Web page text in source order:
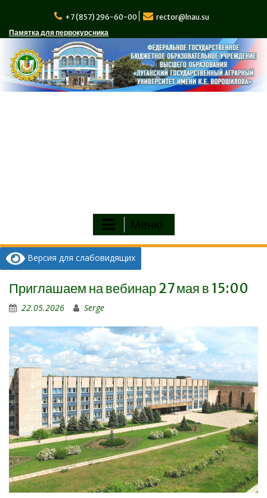
содержимому
+7 (857) 296-60-00
rector@lnau.su
Памятка для первокурсника
Меню
Версия для слабовидящих
Приглашаем на вебинар 27 мая в 15:00
22.05.2026 Serge